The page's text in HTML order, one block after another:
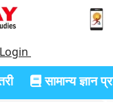
सामान्य ज्ञान